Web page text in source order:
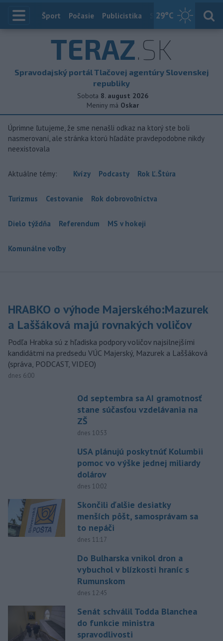
29°C
Index
Šport Počasie Publicistika Slovensko
TERAZ.SK
Spravodajský portál Tlačovej agentúry Slovenskej
republiky
Sobota 8. august 2026
Meniny má Oskar
Úprimne ľutujeme, že sme nenašli odkaz na ktorý ste boli
nasmerovaní, ale stránka ktorú hľadáte pravdepodobne nikdy
neexistovala
Aktuálne témy: Kvízy Podcasty Rok Ľ.Štúra
Turizmus Cestovanie Rok dobrovoľníctva
Dielo týždňa Referendum MS v hokeji
Komunálne voľby
HRABKO o výhode Majerského:Mazurek
a Laššáková majú rovnakých voličov
Podľa Hrabka sú z hľadiska podpory voličov najsilnejšími
kandidátmi na predsedu VÚC Majerský, Mazurek a Laššáková
(správa, PODCAST, VIDEO)
dnes 6:00
Od septembra sa AI gramotnosť
stane súčasťou vzdelávania na
ZŠ
dnes 10:53
USA plánujú poskytnúť Kolumbii
pomoc vo výške jednej miliardy
dolárov
dnes 10:02
Skončili ďalšie desiatky
menších pôšt, samosprávam sa
to nepáči
dnes 11:17
Do Bulharska vnikol dron a
vybuchol v blízkosti hraníc s
Rumunskom
dnes 12:45
Senát schválil Todda Blanchea
do funkcie ministra
spravodlivosti